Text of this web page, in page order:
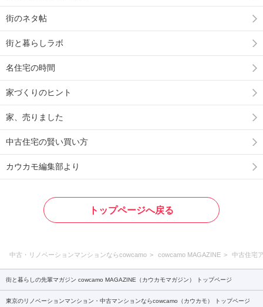
街のネタ帖
街と暮らしラボ
名住宅の時間
家づくりのヒント
家、売りました
中古住宅の賢い買い方
カウカモ編集部より
トップページへ戻る
中古・リノベーションマンションならcowcamo cowcamo MAGAZINE 中古住宅
街と暮らしの先輩マガジン cowcamo MAGAZINE（カウカモマガジン） トップページ
東京のリノベーションマンション・中古マンションならcowcamo（カウカモ） トップページ